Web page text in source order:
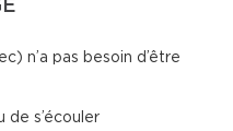
n’a pas besoin d’être
de s’écouler